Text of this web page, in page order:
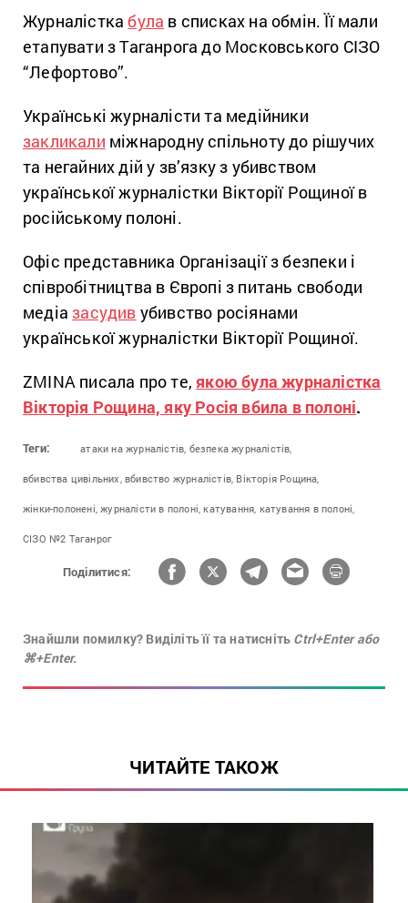
Журналісткабула в списках на обмін. Її мали
етапувати з Таганрога до Московського СІЗО
“Лефортово”.
Українські журналісти та медійники
закликали міжнародну спільноту до рішучих
та негайних дій у зв’язку з убивством
української журналістки Вікторії Рощиної в
російському полоні.
Офіс представника Організації з безпеки і
співробітництва в Європі з питань свободи
медіазасудив убивство росіянами
української журналістки Вікторії Рощиної.
ZMINA писала про те,якою була журналістка
Вікторія Рощина, яку Росія вбила в полоні.
Теги: атаки на журналістів, безпека журналістів,
вбивства цивільних, вбивство журналістів, Вікторія Рощина,
жінки-полонені, журналісти в полоні, катування, катування в полоні,
СІЗО №2 Таганрог
Поділитися:
Знайшли помилку? Виділіть її та натисніть Ctrl+Enter або
⌘+Enter.
ЧИТАЙТЕ ТАКОЖ